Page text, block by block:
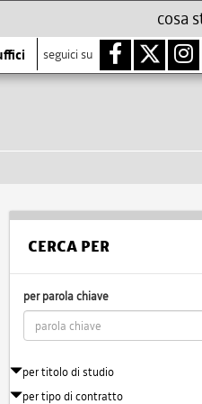
seguici su
CERCA PER
per parola chiave
per titolo di studio
per tipo di contratto